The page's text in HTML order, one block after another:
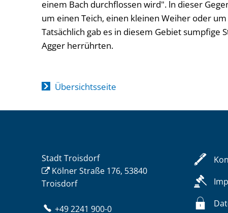
einem Bach durchflossen wird". ln dieser
um einen Teich, einen kleinen Weiher oder
Tatsächlich gab es in diesem Gebiet sumpfige
Agger herrührten.
Übersichtsseite
Stadt Troisdorf
Kölner Straße 176, 53840
Troisdorf
+49 2241 900-0